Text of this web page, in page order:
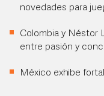
novedades para
Colombia y Néstor
entre pasión y
México exhibe